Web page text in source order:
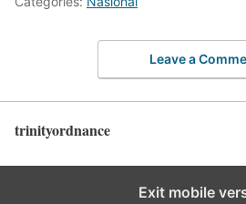
Leave a
trinityordnance
Exit mobile